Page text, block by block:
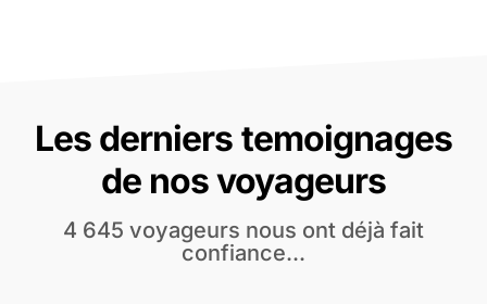
Les derniers temoignages
de nos voyageurs
4 645 voyageurs nous ont déjà fait
confiance...